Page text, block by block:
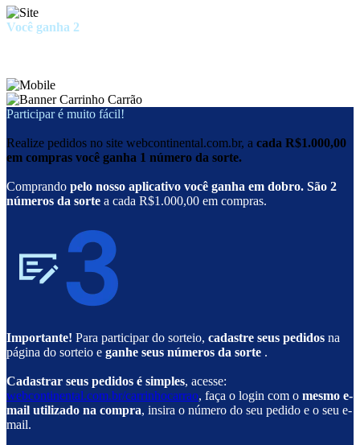
Você ganha 2
Participar é muito fácil!
Realize pedidos no site webcontinental.com.br, a cada R$1.000,00
em compras você ganha 1 número da sorte.
Comprando pelo nosso aplicativo você ganha em dobro. São 2
números da sorte a cada R$1.000,00 em compras.
Importante! Para participar do sorteio, cadastre seus pedidos na
página do sorteio e ganhe seus números da sorte .
Cadastrar seus pedidos é simples, acesse:
webcontinental.com.br/carrinhocarrao, faça o login com o mesmo e-
mail utilizado na compra, insira o número do seu pedido e o seu e-
mail.